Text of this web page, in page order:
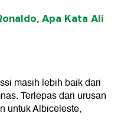
Apa Kata Ali
masih lebih baik dari
Terlepas dari urusan
untuk Albiceleste,